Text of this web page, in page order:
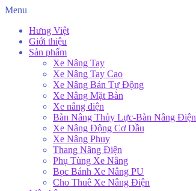
Menu
Hưng Việt
Giới thiệu
Sản phẩm
Xe Nâng Tay
Xe Nâng Tay Cao
Xe Nâng Bán Tự Động
Xe Nâng Mặt Bàn
Xe nâng điện
Bàn Nâng Thủy Lực-Bàn Nâng Điện
Xe Nâng Động Cơ Dầu
Xe Nâng Phuy
Thang Nâng Điện
Phụ Tùng Xe Nâng
Bọc Bánh Xe Nâng PU
Cho Thuê Xe Nâng Điện